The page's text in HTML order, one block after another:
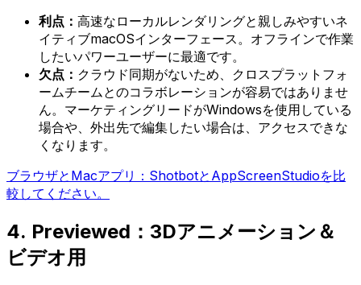
利点： 高速なローカルレンダリングと親しみやすいネ
イティブmacOSインターフェース。オフラインで作業
したいパワーユーザーに最適です。
欠点： クラウド同期がないため、クロスプラットフォ
ームチームとのコラボレーションが容易ではありませ
ん。マーケティングリードがWindowsを使用している
場合や、外出先で編集したい場合は、アクセスできな
くなります。
ブラウザとMacアプリ：ShotbotとAppScreenStudioを比
較してください。
4. Previewed：3Dアニメーション＆
ビデオ用